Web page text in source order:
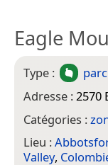
Eagle
Type :
parc
Adresse :2570
Catégories :
Lieu :
Valley,